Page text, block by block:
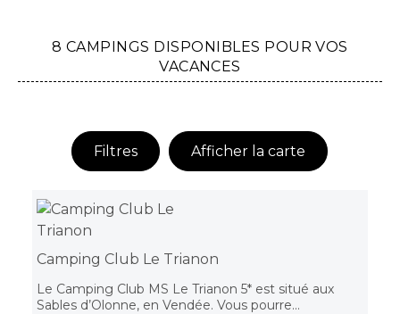
8 CAMPINGS DISPONIBLES POUR VOS
VACANCES
Filtres Afficher la carte
Camping Club Le Trianon
Le Camping Club MS Le Trianon 5* est situé aux
Sables d’Olonne, en Vendée. Vous pourre...